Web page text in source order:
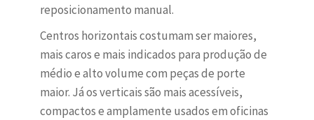
reposicionamento manual.
Centros horizontais costumam ser maiores,
mais caros e mais indicados para produção de
médio e alto volume com peças de porte
maior. Já os verticais são mais acessíveis,
compactos e amplamente usados em oficinas